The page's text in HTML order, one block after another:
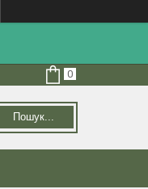
Пошук...